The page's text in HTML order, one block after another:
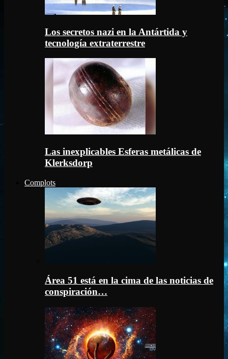
Los secretos nazi en la Antártida y
tecnología extraterrestre
Las inexplicables Esferas metálicas de
Klerksdorp
Complots
Área 51 está en la cima de las noticias de
conspiración…